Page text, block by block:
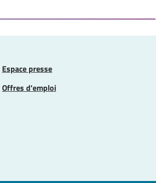
Espace presse
Offres d'emploi